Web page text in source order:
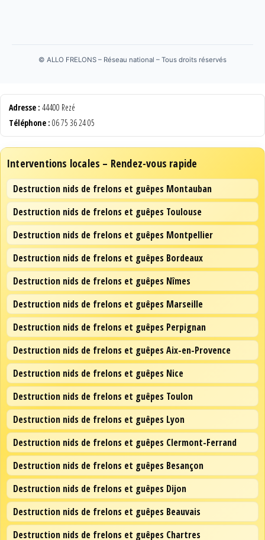
© ALLO FRELONS – Réseau national – Tous droits réservés
Adresse : 44400 Rezé
Téléphone : 06 75 36 24 05
Interventions locales – Rendez-vous rapide
Destruction nids de frelons et guêpes Montauban
Destruction nids de frelons et guêpes Toulouse
Destruction nids de frelons et guêpes Montpellier
Destruction nids de frelons et guêpes Bordeaux
Destruction nids de frelons et guêpes Nîmes
Destruction nids de frelons et guêpes Marseille
Destruction nids de frelons et guêpes Perpignan
Destruction nids de frelons et guêpes Aix-en-Provence
Destruction nids de frelons et guêpes Nice
Destruction nids de frelons et guêpes Toulon
Destruction nids de frelons et guêpes Lyon
Destruction nids de frelons et guêpes Clermont-Ferrand
Destruction nids de frelons et guêpes Besançon
Destruction nids de frelons et guêpes Dijon
Destruction nids de frelons et guêpes Beauvais
Destruction nids de frelons et guêpes Chartres